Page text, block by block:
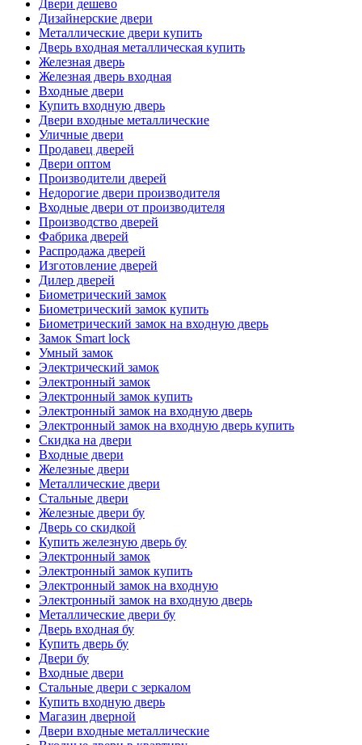
Двери дешево
Дизайнерские двери
Металлические двери купить
Дверь входная металлическая купить
Железная дверь
Железная дверь входная
Входные двери
Купить входную дверь
Двери входные металлические
Уличные двери
Продавец дверей
Двери оптом
Производители дверей
Недорогие двери производителя
Входные двери от производителя
Производство дверей
Фабрика дверей
Распродажа дверей
Изготовление дверей
Дилер дверей
Биометрический замок
Биометрический замок купить
Биометрический замок на входную дверь
Замок Smart lock
Умный замок
Электрический замок
Электронный замок
Электронный замок купить
Электронный замок на входную дверь
Электронный замок на входную дверь купить
Скидка на двери
Входные двери
Железные двери
Металлические двери
Стальные двери
Железные двери бу
Дверь со скидкой
Купить железную дверь бу
Электронный замок
Электронный замок купить
Электронный замок на входную
Электронный замок на входную дверь
Металлические двери бу
Дверь входная бу
Купить дверь бу
Двери бу
Входные двери
Стальные двери с зеркалом
Купить входную дверь
Магазин дверной
Двери входные металлические